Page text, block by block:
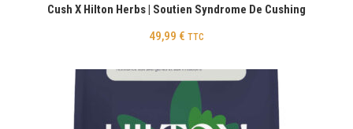
Cush X Hilton Herbs | Soutien Syndrome De Cushing
49,99 € TTC